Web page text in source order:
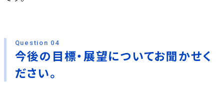
Question 04
今後の目標・展望についてお聞かせく
ださい。